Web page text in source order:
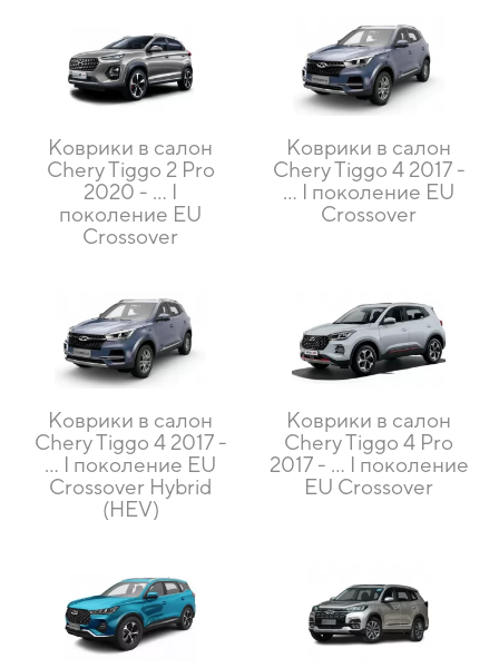
Коврики в салон
Chery Tiggo 2 Pro
2020 - … I
поколение EU
Crossover
Коврики в салон
Chery Tiggo 4 2017 -
… I поколение EU
Crossover
Коврики в салон
Chery Tiggo 4 2017 -
… I поколение EU
Crossover Hybrid
(HEV)
Коврики в салон
Chery Tiggo 4 Pro
2017 - … I поколение
EU Crossover